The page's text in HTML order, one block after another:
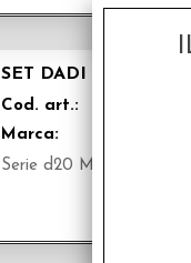
SET DADI
Cod. art.:
Marca:
Serie d20 Medi (7 dadi)